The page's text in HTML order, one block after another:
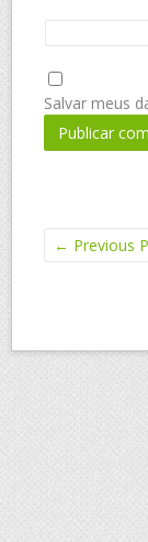
Salvar meus
← Previous